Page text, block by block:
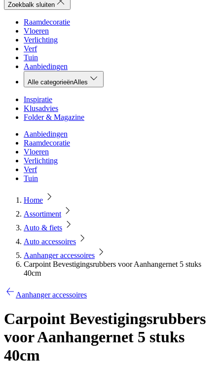
Zoekbalk sluiten
Raamdecoratie
Vloeren
Verlichting
Verf
Tuin
Aanbiedingen
Alle categorieënAlles
Inspiratie
Klusadvies
Folder & Magazine
Aanbiedingen
Raamdecoratie
Vloeren
Verlichting
Verf
Tuin
Home
Assortiment
Auto & fiets
Auto accessoires
Aanhanger accessoires
Carpoint Bevestigingsrubbers voor Aanhangernet 5 stuks
40cm
Aanhanger accessoires
Carpoint Bevestigingsrubbers
voor Aanhangernet 5 stuks
40cm